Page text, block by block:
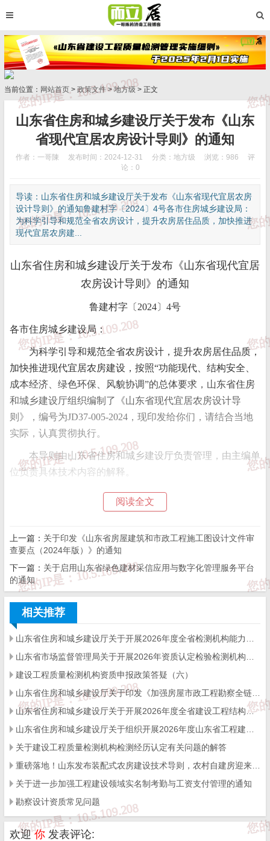
当前位置： 网站首页 > 政策文件>地方级> 正文
山东省住房和城乡建设厅关于发布《山东
省现代宜居农房设计导则》的通知
作者：一哥陳 发布时间：2024-12-31 分类： 地方级 浏览：986
评
论：0
导读：山东省住房和城乡建设厅关于发布《山东省现代宜居农房
设计导则》的通知鲁建村字〔2024〕4号各市住房城乡建设局：
为科学引导和规范全省农房设计，提升农房居住品质，加快推进
现代宜居农房建...
山东省住房和城乡建设厅关于发布《山东省现代宜居
农房设计导则》的通知
鲁建村字〔2024〕4号
各市住房城乡建设局：
为科学引导和规范全省农房设计，提升农房居住品质，
加快推进现代宜居农房建设，按照“功能现代、结构安全、
成本经济、绿色环保、风貌协调”的总体要求，山东省住房
和城乡建设厅组织编制了《山东省现代宜居农房设计导
则》，编号为JD37-005-2024，现印发给你们，请结合当地
实际，认真贯彻执行。
本导则由山东省住房和城乡建设厅负责管理，由主编单
位负责具体技术内容的解释。
附件：山东省现代宜居农房设计导则.docx
2024年12月27日
来源：山东省住建厅
一、本站发布的内容（包括原创及转载自互联网的文字，图
片等资料）版权归作者所有，本站仅供大家学习与参考，请
未经作者同意，用作商业用途或匿名转载，产生的一切后果
二、著作权人发现本站有侵害其合法权益的内容或作品，请
在收到相关投诉后，我们会第一时间给予处理；
三、本站发布的软件仅提供给大家学习测试，请诸位用户使
用正版软件，不得商用；
四、本站的文字及图片资料允许您复制、转载和传播，转载
时请您务必先跟我们联系并注明来源；
五、免责声明方:而立居（2li.xyz）、济南工程（微信公众
号jngc2018）;
六、联系方式：☎19228663320
阅读全文
上一篇： 关于印发《山东省房屋建筑和市政工程施工图设计文件审
查要点（2024年版）》的通知
下一篇： 关于启用山东省绿色建材采信应用与数字化管理服务平台
的通知
相关推荐
建设工程质量检测机构资质申报政策答疑（六）
山东省住房和城乡建设厅关于开展2026年度全省建设工程结构质量评价工作的通知
关于建设工程质量检测机构检测经历认定有关问题的解答
关于进一步加强工程建设领域实名制考勤与工资支付管理的通知
勘察设计资质常见问题
欢迎你 发表评论: